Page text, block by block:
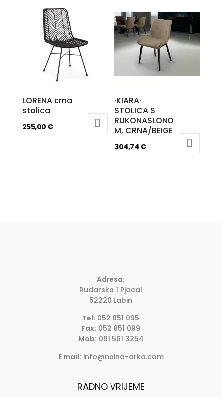
LORENA crna
stolica
255,00 €
·KIARA·
STOLICA S
RUKONASLONO
M, CRNA/BEIGE
304,74 €
Adresa:
Rudarska 1 Pjacal
52220 Labin
Tel: 052 851 095
Fax: 052 851 099
Mob: 091 561 3254
E mail: info@noina-arka.com
RADNO VRIJEME